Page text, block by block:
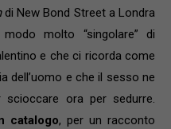
di New Bond Street a Londra
molto “singolare” di
e che ci ricorda come
dell’uomo e che il sesso ne
ora per sedurre.
catalogo, per un racconto